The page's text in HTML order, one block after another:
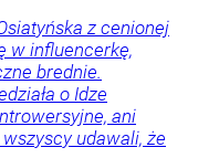
z cenionej
w influencerkę,
brednie.
o Idze
ani
udawali, że